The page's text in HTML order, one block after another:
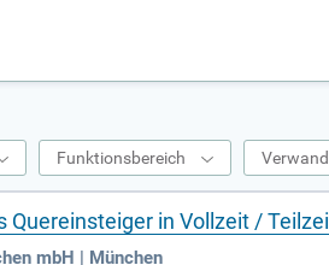
Funktionsbereich
in Vollzeit /
mbH | München